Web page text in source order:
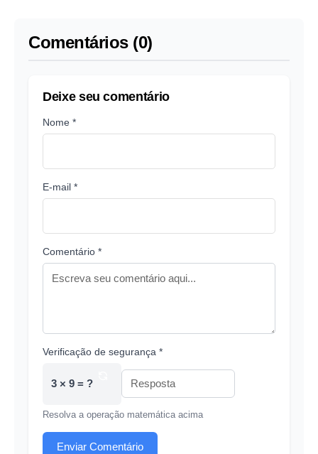
Comentários (0)
Deixe seu comentário
Nome *
E-mail *
Comentário *
Verificação de segurança *
3 × 9 = ?
Resolva a operação matemática acima
Enviar Comentário